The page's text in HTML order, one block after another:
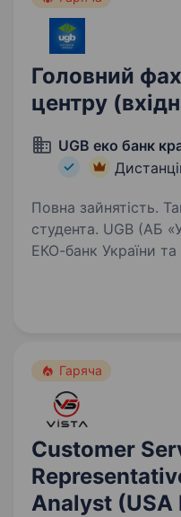
Головний
центру
UGB еко банк
Повна зайнятість.
студента. UGB (АБ «УКРГАЗБАНК») — перший
ЕКО-банк України
системно
Гаряча
Customer
Analyst (USA